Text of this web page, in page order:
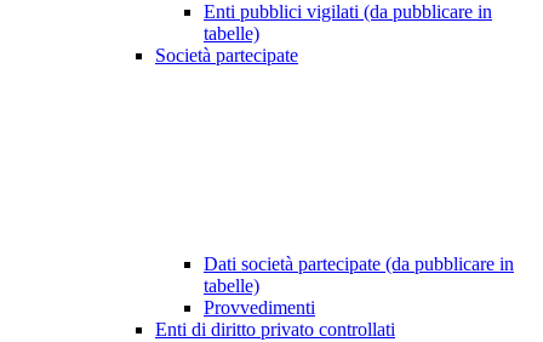
Enti pubblici vigilati (da pubblicare in
tabelle)
Società partecipate
Dati società partecipate (da pubblicare in
tabelle)
Provvedimenti
Enti di diritto privato controllati